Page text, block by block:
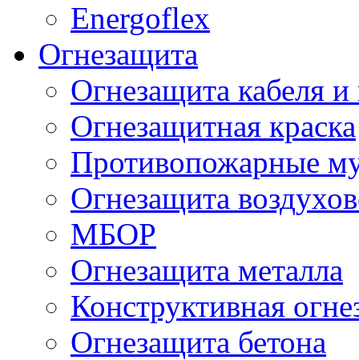
Energoflex
Огнезащита
Огнезащита кабеля
Огнезащитная краска
Противопожарные
Огнезащита
МБОР
Огнезащита металла
Конструктивная
Огнезащита бетона